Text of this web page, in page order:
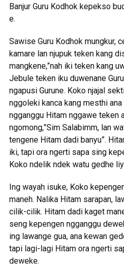
Banjur Guru Kodhok kepekso
e.
Sawise Guru Kodhok mungkur,
kamare lan njupuk teken kang
mangkene,”nah iki teken kang
Jebule teken iku duwenane
ngapusi Gurune. Koko njajal
nggoleki kanca kang mesthi
ngganggu Hitam nggawe teken
ngomong,”Sim Salabimm, lan
tengene Hitam dadi banyu”.
iki, tapi ora ngerti sapa sing
Koko ndelik ndek watu gedhe
Ing wayah isuke, Koko
maneh. Nalika Hitam sarapan,
cilik-cilik. Hitam dadi kaget
seng kepengen ngganggu
ing lawange gua, ana kewan
tapi lagi-lagi Hitam ora ngerti
deweke.